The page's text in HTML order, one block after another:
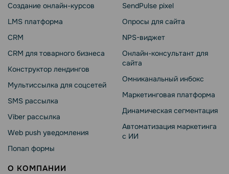
Создание онлайн-курсов
LMS платформа
CRM
CRM для товарного бизнеса
Конструктор лендингов
Мультиссылка для соцсетей
SMS рассылка
Viber рассылка
Web push уведомления
Попап формы
SendPulse pixel
Опросы для сайта
NPS-виджет
Онлайн-консультант для
сайта
Омниканальный инбокс
Маркетинговая платформа
Динамическая сегментация
Автоматизация маркетинга
с ИИ
О КОМПАНИИ